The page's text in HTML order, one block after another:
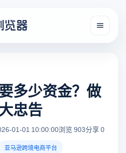
多少资金？做
忠告
01-01 10:00:00浏览 903分享 0
亚马逊跨境电商平台